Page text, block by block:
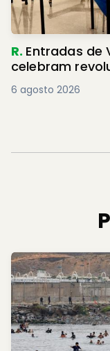
R. Entradas de
celebram
6 agosto 2026